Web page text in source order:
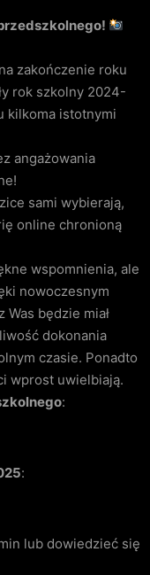
zakończenie roku
rok szkolny 2024-
kilkoma istotnymi
angażowania
sami wybierają,
online chronioną
wspomnienia, ale
nowoczesnym
będzie miał
dokonania
czasie. Ponadto
wprost uwielbiają.
:
:
lub dowiedzieć się